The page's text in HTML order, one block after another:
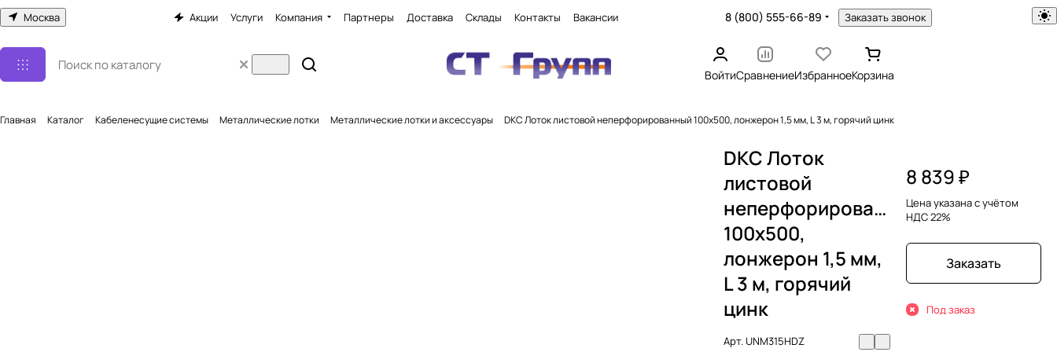
Москва Акции Услуги Компания Партнеры Доставка Склады Контакты Вакансии 8 (800) 555-66-89 Заказать звонок
ВойтиСравнениеИзбранноеКорзина
Главная Каталог Кабеленесущие системы Металлические лотки Металлические лотки и аксессуары DKC Лоток листовой неперфорированный 100х500, лонжерон 1,5 мм, L 3 м, горячий цинк
DKC Лоток
листовой
неперфорированный
100х500,
лонжерон 1,5 мм,
L 3 м, горячий
цинк
Арт.UNM315HDZ
8 839 ₽
Цена указана с учётом
НДС 22%
Заказать
Под заказ